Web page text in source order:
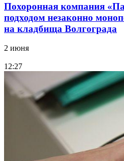
Похоронная компания
подходом незаконно
на кладбища Волгограда
2 июня
12:27